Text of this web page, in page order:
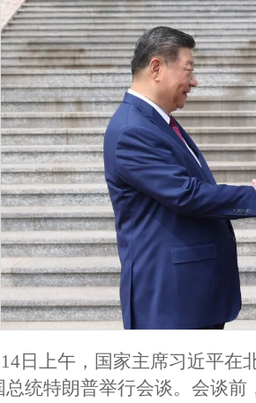
日上午，国家主席习近平在
总统特朗普举行会谈。会谈